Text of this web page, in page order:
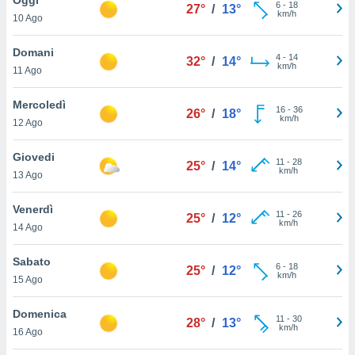
è
al sito
di
ci
di
il
un
la
nella
10 Ago
27° / 13° 6- 18
km/h
Domani
11 Ago
32° / 14° 4- 14
km/h
Mercoledì
12 Ago
26° / 18° 16- 36
km/h
Giovedi
13 Ago
25° / 14° 11 - 28
km/h
Venerdì
14 Ago
25° / 12° 11 - 26
km/h
Sabato
15 Ago
25° / 12° 6- 18
km/h
Domenica
16 Ago
28° / 13° 11 - 30
km/h